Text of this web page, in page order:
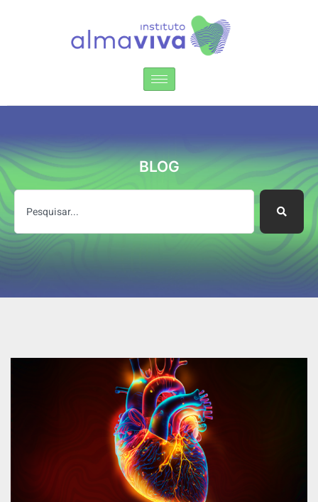
Instituto Alma Viva
BLOG